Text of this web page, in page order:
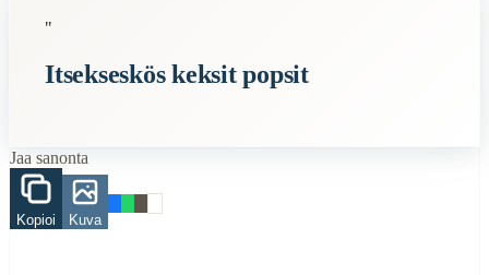
Semantic Themes
Ruoka
When to Use This Content
"
Itsekseskös keksit popsit
Jaa sanonta
Kopioi Kuva